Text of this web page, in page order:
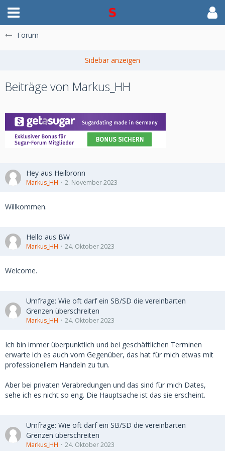
Forum
Beiträge von Markus_HH
Hey aus Heilbronn
Markus_HH 2. November 2023
Willkommen.
Hello aus BW
Markus_HH 24. Oktober 2023
Welcome.
Umfrage: Wie oft darf ein SB/SD die vereinbarten
Grenzen überschreiten
Markus_HH 24. Oktober 2023
Ich bin immer überpunktlich und bei geschäftlichen Terminen
erwarte ich es auch vom Gegenüber, das hat für mich etwas mit
professionellem Handeln zu tun.
Aber bei privaten Verabredungen und das sind für mich Dates,
sehe ich es nicht so eng. Die Hauptsache ist das sie erscheint.
Umfrage: Wie oft darf ein SB/SD die vereinbarten
Grenzen überschreiten
Markus_HH 24. Oktober 2023